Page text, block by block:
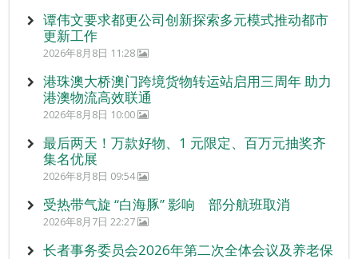
谭伟文要求都更公司创新探索多元模式推动都市
更新工作
2026年8月8日 11:28
港珠澳大桥澳门跨境货物转运站启用三周年 助力
港澳物流高效联通
2026年8月8日 10:00
最后两天！万款好物、1 元限定、百万元抽奖齐
集名优展
2026年8月8日 09:54
受热带气旋 “白海豚” 影响 部分航班取消
2026年8月7日 22:27
长者事务委员会2026年第二次全体会议及养老保